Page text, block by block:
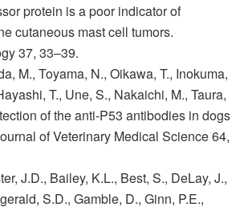
protein is a poor indicator of
cutaneous mast cell tumors.
37, 33–39.
M., Toyama, N., Oikawa, T., Inokuma,
T., Une, S., Nakaichi, M., Taura,
of the anti-P53 antibodies in dogs
of Veterinary Medical Science 64,
J.D., Bailey, K.L., Best, S., DeLay, J.,
S.D., Gamble, D., Ginn, P.E.,